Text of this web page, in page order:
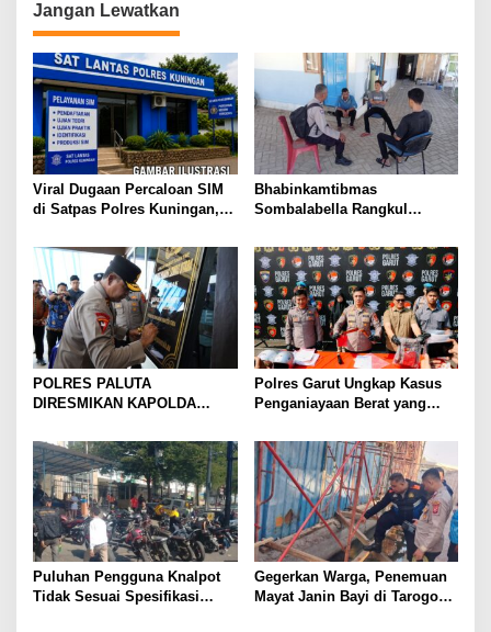
Jangan Lewatkan
Viral Dugaan Percaloan SIM
di Satpas Polres Kuningan,
dan Penguatan Pengawasan
Bhabinkamtibmas
Sombalabella Rangkul
Kamtibmas dan Semarakkan
HUT Ke-81 RI
POLRES PALUTA
DIRESMIKAN KAPOLDA
GUNUNGTUA
Polres Garut Ungkap Kasus
Penganiayaan Berat yang
Meninggal Dunia
Puluhan Pengguna Knalpot
Tidak Sesuai Spesifikasi
Gegerkan Warga, Penemuan
Mayat Janin Bayi di Tarogong